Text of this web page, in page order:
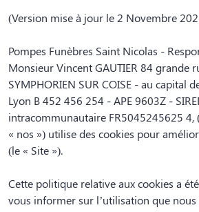
MONUMENTS FUNÉRAIRES
SERVICES AUX FAMILLES
(Version mise à jour le 2 Novembre
Pompes Funèbres Saint Nicolas -
Monsieur Vincent GAUTIER 84 grande
SYMPHORIEN SUR COISE - au capital
Lyon B 452 456 254 - APE 9603Z -
intracommunautaire FR5045245625 4,
« nos ») utilise des cookies pour
(le « Site »).
Cette politique relative aux cookies a
vous informer sur l’utilisation que nous